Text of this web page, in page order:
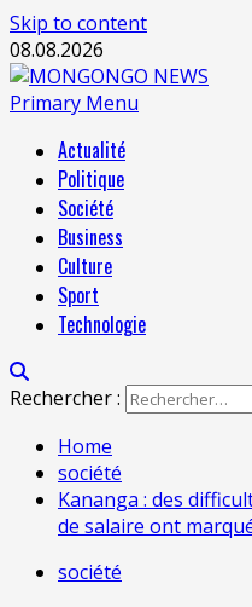
Skip to content
08.08.2026
Primary Menu
Actualité
Politique
Société
Business
Culture
Sport
Technologie
Rechercher :
Home
société
Kananga : des
de salaire ont
société